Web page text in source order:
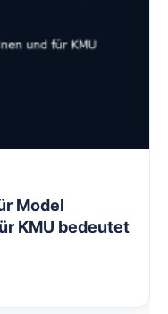
Model
KMU bedeutet